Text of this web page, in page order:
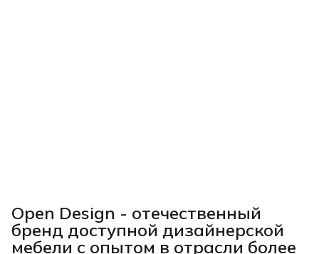
Open Design - отечественный
бренд доступной дизайнерской
мебели с опытом в отрасли более